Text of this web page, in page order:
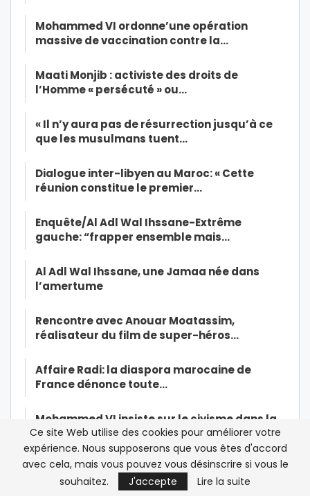
Mohammed VI ordonne’une opération
massive de vaccination contre la…
Maati Monjib : activiste des droits de
l’Homme « persécuté » ou…
« Il n’y aura pas de résurrection jusqu’à ce
que les musulmans tuent…
Dialogue inter-libyen au Maroc: « Cette
réunion constitue le premier…
Enquête/Al Adl Wal Ihssane-Extrême
gauche: “frapper ensemble mais…
Al Adl Wal Ihssane, une Jamaa née dans
l’amertume
Rencontre avec Anouar Moatassim,
réalisateur du film de super-héros…
Affaire Radi: la diaspora marocaine de
France dénonce toute…
Mohammed VI insiste sur le civisme dans la
lutte contre le Coronavirus
Maroc/Affaire Omar Radi: la tribune de trop
pour Orient XXI
Ce site Web utilise des cookies pour améliorer votre
expérience. Nous supposerons que vous êtes d'accord
avec cela, mais vous pouvez vous désinscrire si vous le
souhaitez.
J'accepte Lire la suite